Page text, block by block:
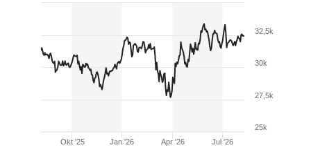
Okt '25 Jan '26 Apr '26 Jul '26
25k
27,5k
30k
32,5k